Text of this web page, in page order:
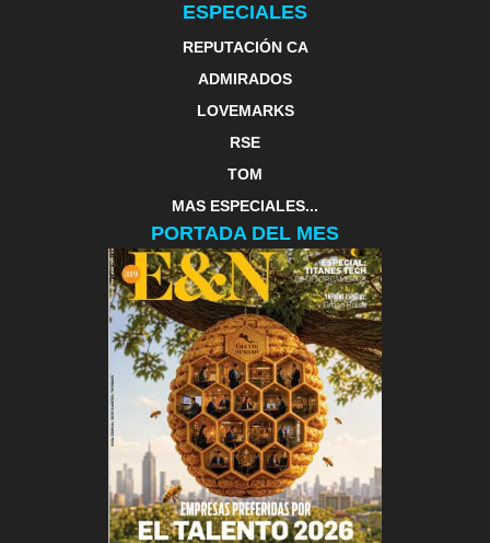
ESPECIALES
REPUTACIÓN CA
ADMIRADOS
LOVEMARKS
RSE
TOM
MAS ESPECIALES...
PORTADA DEL MES